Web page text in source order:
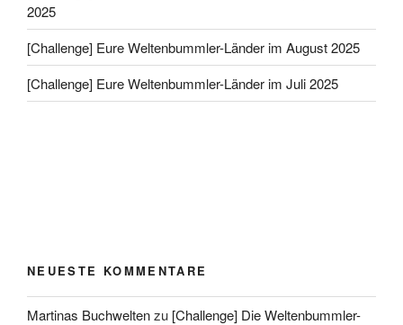
2025
[Challenge] Eure Weltenbummler-Länder im August 2025
[Challenge] Eure Weltenbummler-Länder im Juli 2025
NEUESTE KOMMENTARE
Martinas Buchweltenzu [Challenge] Die Weltenbummler-